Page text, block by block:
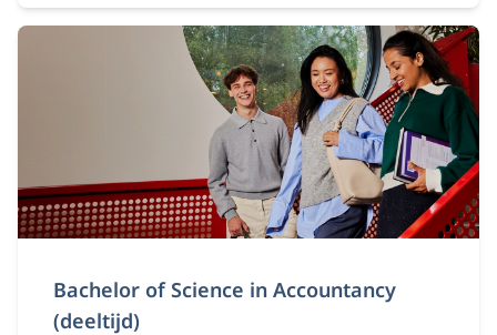
Bachelor of Science in Accountancy
(deeltijd)